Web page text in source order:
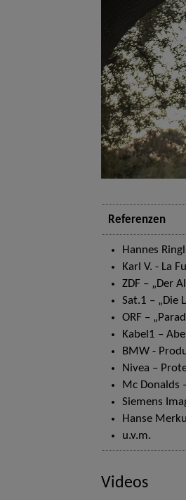
Referenzen
Hannes
Karl V. - La
ZDF – „Der
Sat.1 – „Die
ORF –
Kabel1 –
BMW -
Nivea –
Mc Donalds
Siemens
Hanse
u.v.m.
Videos